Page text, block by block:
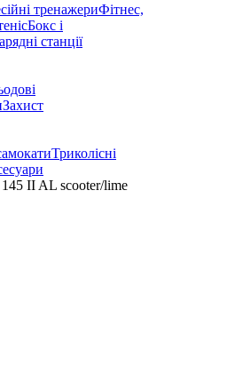
тренажериФітнес,
Бокс і
станції
Захист
Триколісні
II AL scooter/lime